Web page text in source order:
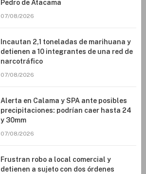
Pedro de Atacama
07/08/2026
Incautan 2,1 toneladas de marihuana y
detienen a 10 integrantes de una red de
narcotráfico
07/08/2026
Alerta en Calama y SPA ante posibles
precipitaciones: podrían caer hasta 24
y 30mm
07/08/2026
Frustran robo a local comercial y
detienen a sujeto con dos órdenes